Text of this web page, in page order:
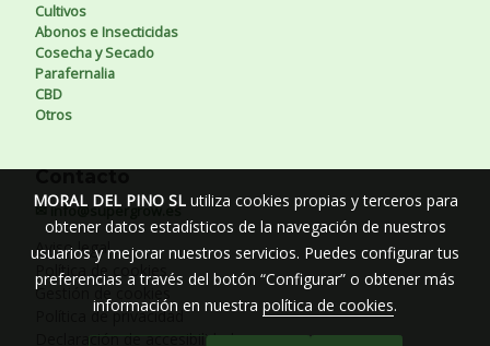
Cultivos
Abonos e Insecticidas
Cosecha y Secado
Parafernalia
CBD
Otros
Contacto
✉ info@supergrow.es
Aviso legal
Política de cookies
Gestión de cookies
Política de privacidad
Declaración de accesibilidad
MORAL DEL PINO SLutiliza cookies propias y terceros para
obtener datos estadísticos de la navegación de nuestros
usuarios y mejorar nuestros servicios. Puedes configurar tus
preferencias a través del botón “Configurar” o obtener más
información en nuestra política de cookies.